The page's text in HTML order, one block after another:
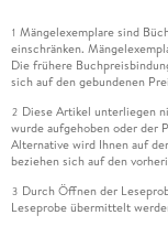
1 Mängelexemplare sind
einschränken.
Die frühere
sich auf den gebundenen
2 Diese Artikel unterliegen
wurde aufgehoben oder der
Alternative wird Ihnen auf
beziehen sich auf den
3 Durch Öffnen der
Leseprobe übermittelt